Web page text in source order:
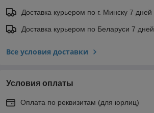
Доставка курьером по г. Минску 7 дней
Доставка курьером по Беларуси 7 дней
Все условия доставки
Условия оплаты
Оплата по реквизитам (для юрлиц)